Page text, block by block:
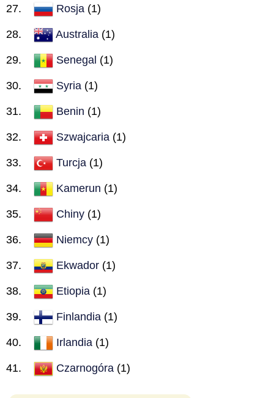
Rosja (1)
Australia (1)
Senegal (1)
Syria (1)
Benin (1)
Szwajcaria (1)
Turcja (1)
Kamerun (1)
Chiny (1)
Niemcy (1)
Ekwador (1)
Etiopia (1)
Finlandia (1)
Irlandia (1)
Czarnogóra (1)